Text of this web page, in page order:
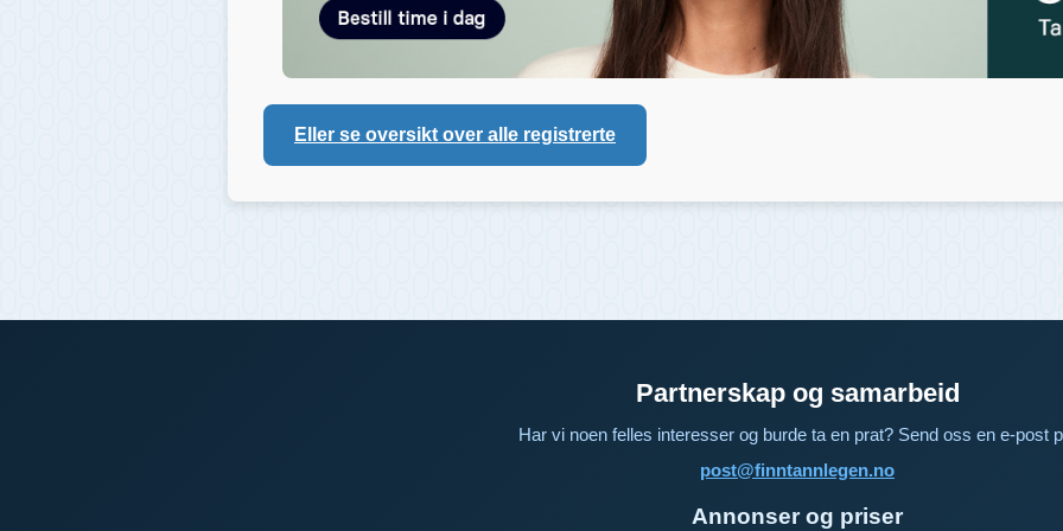
Eller se oversikt over alle registrerte
Partnerskap og samarbeid
Har vi noen felles interesser og burde ta en prat? Send oss en e-post
post@finntannlegen.no
Annonser og priser